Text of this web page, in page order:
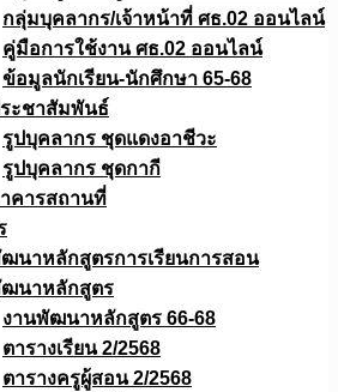
กลุ่มบุคลากร/เจ้าหน้าที่ ศธ.02 ออนไลน์
คู่มือการใช้งาน ศธ.02 ออนไลน์
ข้อมูลนักเรียน-นักศึกษา 65-68
ะชาสัมพันธ์
รูปบุคลากร ชุดแดงอาชีวะ
รูปบุคลากร ชุดกากี
คารสถานที่
นาหลักสูตรการเรียนการสอน
ฒนาหลักสูตร
งานพัฒนาหลักสูตร 66-68
ตารางเรียน 2/2568
ตารางครูผู้สอน 2/2568